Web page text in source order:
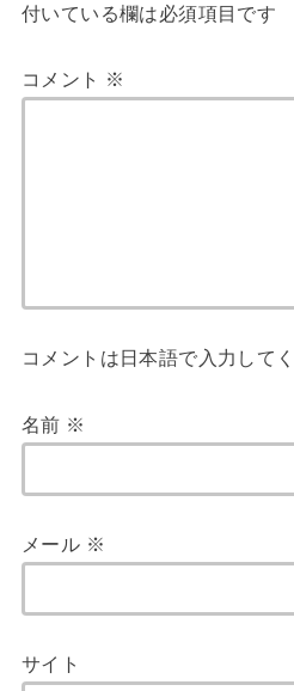
付いている欄は必須項目です
コメント ※
コメントは日本語で入力して
名前 ※
メール ※
サイト